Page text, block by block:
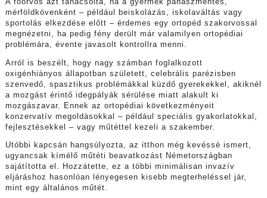
A főorvos azt tanácsolta, ha a gyermek panaszmentes,
mérföldkövenként – például beiskolázás, iskolaváltás vagy
sportolás elkezdése előtt – érdemes egy ortopéd szakorvossal
megnézetni, ha pedig fény derült már valamilyen ortopédiai
problémára, évente javasolt kontrollra menni.
Arról is beszélt, hogy nagy számban foglalkozott
oxigénhiányos állapotban született, celebrális parézisben
szenvedő, spasztikus problémákkal küzdő gyerekekkel, akiknél
a mozgást érintő idegpályák sérülése miatt alakult ki
mozgászavar. Ennek az ortopédiai következményeit
konzervatív megoldásokkal – például speciális gyakorlatokkal,
fejlesztésekkel – vagy műtéttel kezeli a szakember.
Utóbbi kapcsán hangsúlyozta, az itthon még kevéssé ismert,
ugyancsak kímélő műtéti beavatkozást Németországban
sajátította el. Hozzátette, ez a többi minimálisan invazív
eljáráshoz hasonlóan lényegesen kisebb megterheléssel jár,
mint egy általános műtét.